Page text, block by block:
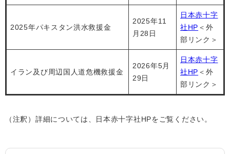
2025年パキスタン洪水救援金
2025年11
月28日
日本赤十字
社HP ＜外
部リンク＞
イラン及び周辺国人道危機救援金
2026年5月
29日
日本赤十字
社HP ＜外
部リンク＞
（注釈）詳細については、日本赤十字社HPをご覧ください。